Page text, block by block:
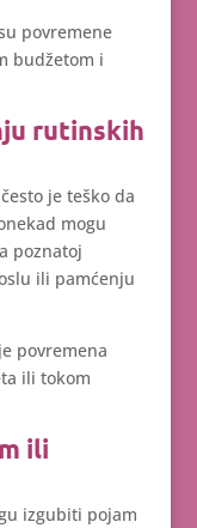
povremene
budžetom i
rutinskih
je teško da
mogu
poznatoj
ili pamćenju
povremena
ili tokom
ili
izgubiti pojam